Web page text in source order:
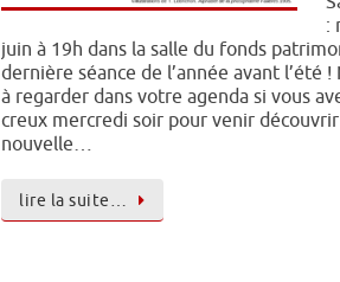
:
juin à 19h dans la salle du fonds
dernière séance de l’année avant l’été !
à regarder dans votre agenda si vous
creux mercredi soir pour venir
nouvelle…
lire la suite…